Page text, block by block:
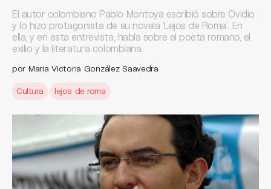
El autor colombiano Pablo Montoya escribió sobre Ovidio
y lo hizo protagonista de su novela ‘Lejos de Roma’. En
ella, y en esta entrevista, habla sobre el poeta romano, el
exilio y la literatura colombiana.
por Maria Victoria González Saavedra
Cultura lejos de roma